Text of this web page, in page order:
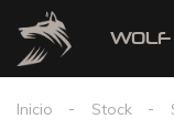
Inicio Stock